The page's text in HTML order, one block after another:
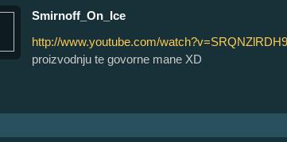
Smirnoff_On_Ice
http://www.youtube.com/
proizvodnju te govorne mane XD